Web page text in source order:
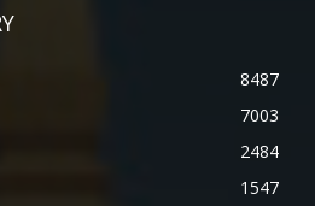
8487
7003
2484
1547